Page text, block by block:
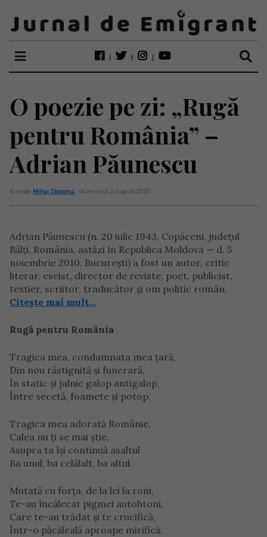
O poezie pe zi: „Rugă
pentru România” –
Adrian Păunescu
Scris de: Mihai Diaconu - duminică, 2 august 2020
Adrian Păunescu (n. 20 iulie 1943, Copăceni, județul
Bălți, România, astăzi în Republica Moldova — d. 5
noiembrie 2010, București) a fost un autor, critic
literar, eseist, director de reviste, poet, publicist,
textier, scriitor, traducător și om politic român.
Citește mai mult…
Rugă pentru România
Tragica mea, condamnata mea ţară,
Din nou răstignită şi funerară,
În static şi jalnic galop antigalop,
Între secetă, foamete şi potop.
Tragica mea adorată Românie,
Calea nu ţi se mai ştie,
Asupra ta îşi continuă asaltul
Ba unul, ba celălalt, ba altul.
Mutată cu forţa, de la lei la roni,
Te-au încălecat pigmei autohtoni,
Care te-au trădat şi te crucifică,
Într-o păcăleală aproape mirifică.